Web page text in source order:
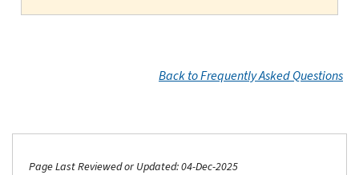
Back to Frequently Asked Questions
Page Last Reviewed or Updated: 04-Dec-2025